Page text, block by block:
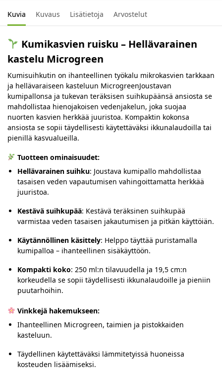
Kuvia Kuvaus Lisätietoja Arvostelut
Kumikasvien ruisku – Hellävarainen
kastelu Microgreen
Kumisuihkutin on ihanteellinen työkalu mikrokasvien tarkkaan
ja hellävaraiseen kasteluun MicrogreenJoustavan
kumipallonsa ja tukevan teräksisen suihkupäänsä ansiosta se
mahdollistaa hienojakoisen vedenjakelun, joka suojaa
nuorten kasvien herkkää juuristoa. Kompaktin kokonsa
ansiosta se sopii täydellisesti käytettäväksi ikkunalaudoilla tai
pienillä kasvualueilla.
Tuotteen ominaisuudet:
Hellävarainen suihku: Joustava kumipallo mahdollistaa
tasaisen veden vapautumisen vahingoittamatta herkkää
juuristoa.
Kestävä suihkupää: Kestävä teräksinen suihkupää
varmistaa veden tasaisen jakautumisen ja pitkän käyttöiän.
Käytännöllinen käsittely: Helppo täyttää puristamalla
kumipalloa – ihanteellinen sisäkäyttöön.
Kompakti koko: 250 ml:n tilavuudella ja 19,5 cm:n
korkeudella se sopii täydellisesti ikkunalaudoille ja pieniin
puutarhoihin.
Vinkkejä hakemukseen:
Ihanteellinen Microgreen, taimien ja pistokkaiden
kasteluun.
Täydellinen käytettäväksi lämmitetyissä huoneissa
kosteuden lisäämiseksi.